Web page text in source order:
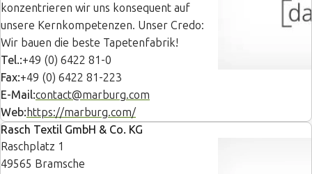
konzentrieren wir uns konsequent auf
unsere Kernkompetenzen. Unser Credo:
Wir bauen die beste Tapetenfabrik!
Tel.:+49 (0) 6422 81-0
Fax:+49 (0) 6422 81-223
E-Mail:contact@marburg.com
Web: https://marburg.com/
Rasch Textil GmbH & Co. KG
Raschplatz 1
49565 Bramsche